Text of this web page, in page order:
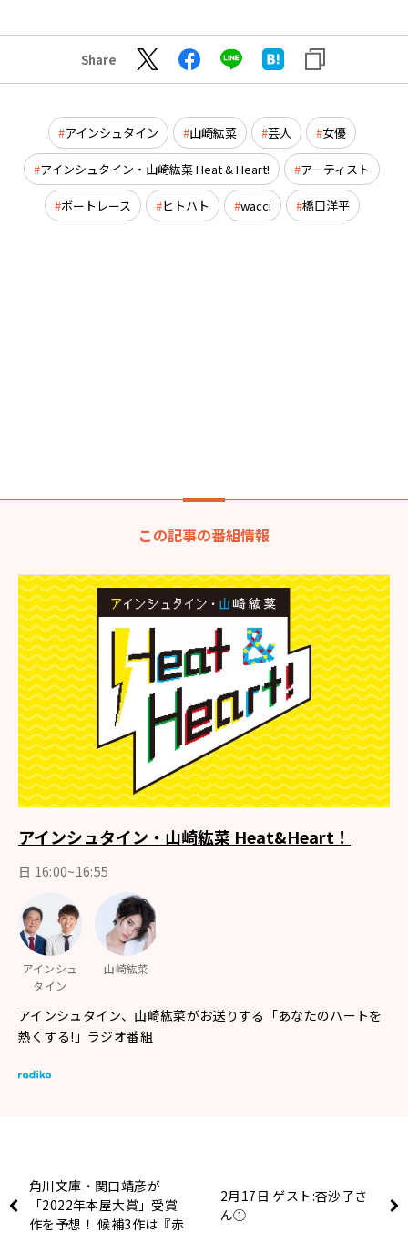
Share
アインシュタイン 山崎紘菜 芸人 女優
アインシュタイン・山崎紘菜 Heat & Heart! アーティスト
ボートレース ヒトハト wacci 橋口洋平
この記事の番組情報
アインシュタイン・山崎紘菜 Heat&Heart！
日 16:00~16:55
アインシュ
タイン
山崎紘菜
アインシュタイン、山崎紘菜がお送りする「あなたのハートを
熱くする!」ラジオ番組
角川文庫・関口靖彦が
「2022年本屋大賞」受賞
作を予想！ 候補3作は『赤
2月17日 ゲスト:杏沙子さ
ん①